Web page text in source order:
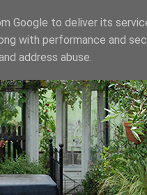
Google to deliver its
with performance and
address abuse.